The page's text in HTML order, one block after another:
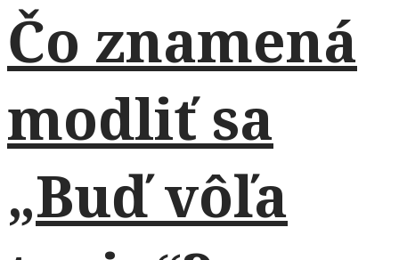
Čo znamená
modliť sa
„Buď vôľa